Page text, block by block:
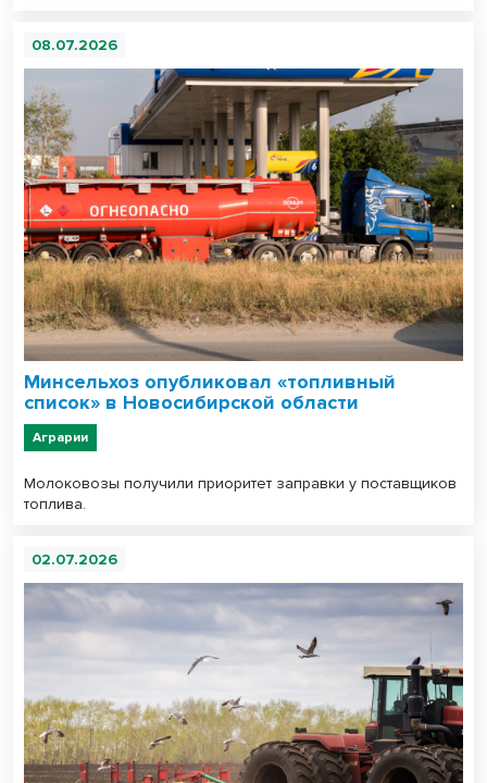
08.07.2026
Минсельхоз опубликовал «топливный
список» в Новосибирской области
Аграрии
Молоковозы получили приоритет заправки у поставщиков
топлива.
02.07.2026